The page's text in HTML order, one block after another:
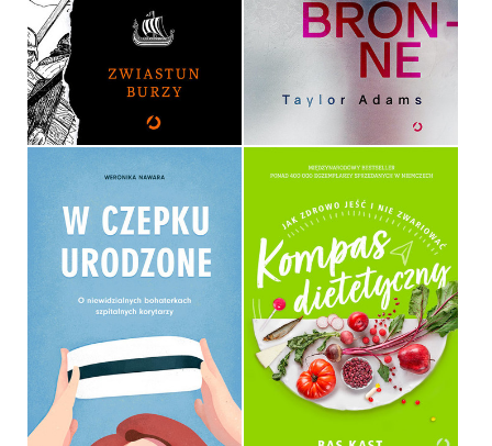
BERNARD CORNWELL
OPRAWA TWARDA
54,90 ZŁ
TAYLOR ADAMS
OPRAWA MIĘKKA ZE SKRZYDEŁKAMI
39,90 ZŁ
W CZEPKU URODZONE.
WERONIKA NAWARA
OPRAWA MIĘKKA ZE SKRZYDEŁKAMI
39,90 ZŁ
KOMPAS DIETETYCZNY
BAS KAST
OPRAWA MIĘKKA ZE SKRZYDEŁKAMI
39,90 ZŁ